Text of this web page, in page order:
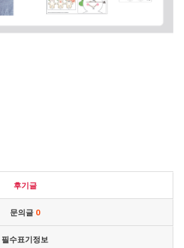
후기글
문의글 0
필수표기정보